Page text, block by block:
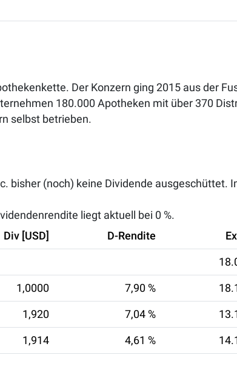
Der Konzern ging 2015 aus der
180.000 Apotheken mit über 370
selbst betrieben.
bisher (noch) keine Dividende ausgeschüttet.
liegt aktuell bei 0 %.
Div [USD] D-Rendite
1,0000 7,90 %
1,920 7,04 %
1,914 4,61 %